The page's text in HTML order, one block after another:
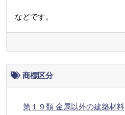
などです。
商標区分
第１９類 金属以外の建築材料